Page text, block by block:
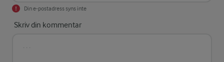
Din e-postadress syns inte
Skriv din kommentar